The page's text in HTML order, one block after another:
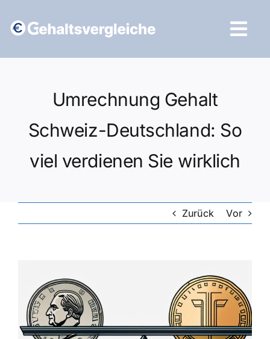
Inhalt
Umrechnung Gehalt
Schweiz-Deutschland: So
viel verdienen Sie wirklich
Zurück Vor
grösseres
Bild